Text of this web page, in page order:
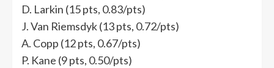
D. Larkin (15 pts, 0.83/pts)
J. Van Riemsdyk (13 pts, 0.72/pts)
A. Copp (12 pts, 0.67/pts)
P. Kane (9 pts, 0.50/pts)